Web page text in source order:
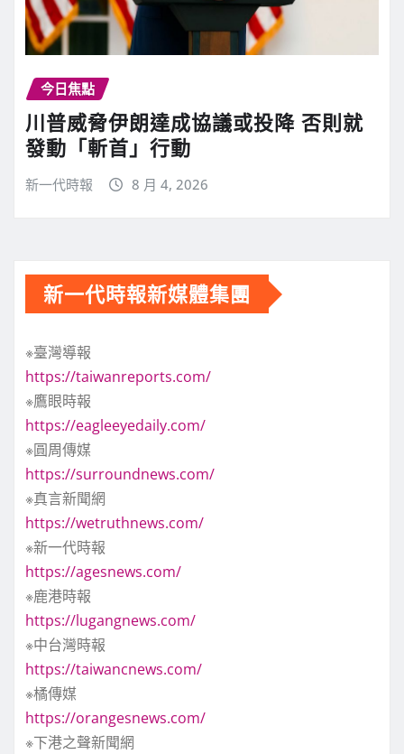
今日焦點
川普威脅伊朗達成協議或投降 否則就
發動「斬首」行動
新一代時報 8 月 4, 2026
新一代時報新媒體集團
※臺灣導報
https://taiwanreports.com/
※鷹眼時報
https://eagleeyedaily.com/
※圓周傳媒
https://surroundnews.com/
※真言新聞網
https://wetruthnews.com/
※新一代時報
https://agesnews.com/
※鹿港時報
https://lugangnews.com/
※中台灣時報
https://taiwancnews.com/
※橘傳媒
https://orangesnews.com/
※下港之聲新聞網